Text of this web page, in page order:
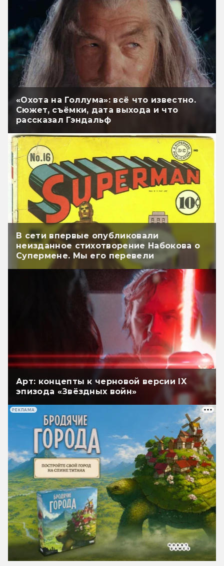
«Охота на Голлума»: всё что известно.
Сюжет, съёмки, дата выхода и что
рассказал Гэндальф
В сети впервые опубликовали
неизданное стихотворение Набокова о
Супермене. Мы его перевели
Арт: концепты к черновой версии IX
эпизода «Звёздных войн»
РЕКЛАМА